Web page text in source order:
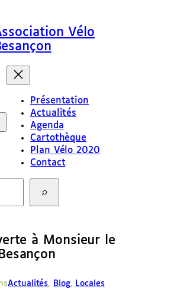
Vélo
Présentation
Actualités
Agenda
Cartothèque
Plan Vélo 2020
Contact
à Monsieur le
Actualités, Blog, Locales